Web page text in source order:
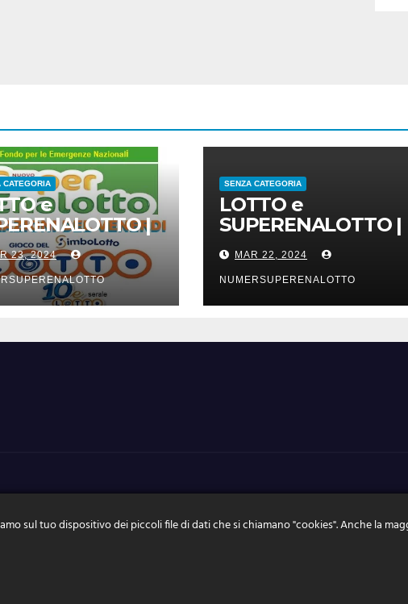
CATEGORIA
e
|
estrazioni di
22 marzo
23, 2024
SENZA CATEGORIA
LOTTO e
SUPERENALOTTO |
risultati estrazioni di
GIOVEDI 21 marzo
2024
MAR 22, 2024
NUMERSUPERENALOTTO
sul tuo dispositivo dei piccoli file di dati che si chiamano "cookies". Anche la